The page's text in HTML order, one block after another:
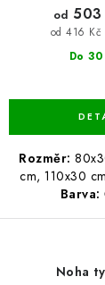
Do
od 416 Kč
od 503
Rozměr:
cm, 110x30
Barva:
Noha